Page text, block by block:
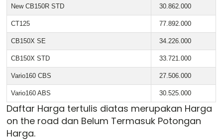
New CB150R STD 30.862.000
CT125 77.892.000
CB150X SE 34.226.000
CB150X STD 33.721.000
Vario160 CBS 27.506.000
Vario160 ABS 30.525.000
Daftar Harga tertulis diatas merupakan Harga
on the road dan Belum Termasuk Potongan
Harga.